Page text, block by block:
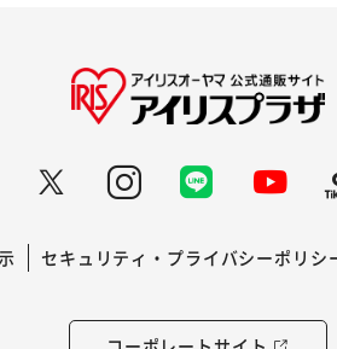
セキュリティ・プライバシーポリシ